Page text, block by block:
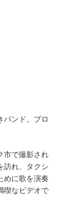
ンド。 プロ
市で撮影され
訪れ、タクシ
めに歌を演奏
喫なビデオで